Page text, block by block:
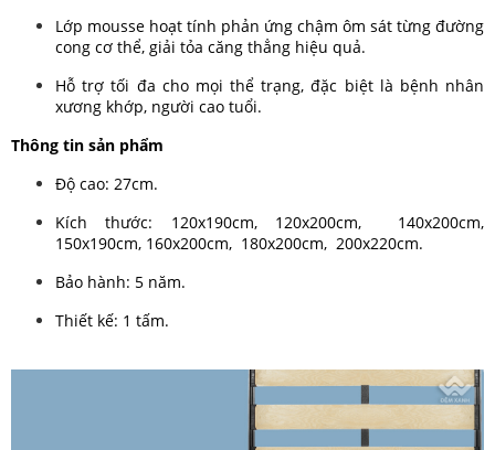
Lớp mousse hoạt tính phản ứng chậm ôm sát từng đường
cong cơ thể, giải tỏa căng thẳng hiệu quả.
Hỗ trợ tối đa cho mọi thể trạng, đặc biệt là bệnh nhân
xương khớp, người cao tuổi.
Thông tin sản phẩm
Độ cao: 27cm.
Kích thước: 120x190cm, 120x200cm, 140x200cm,
150x190cm, 160x200cm, 180x200cm, 200x220cm.
Bảo hành: 5 năm.
Thiết kế: 1 tấm.